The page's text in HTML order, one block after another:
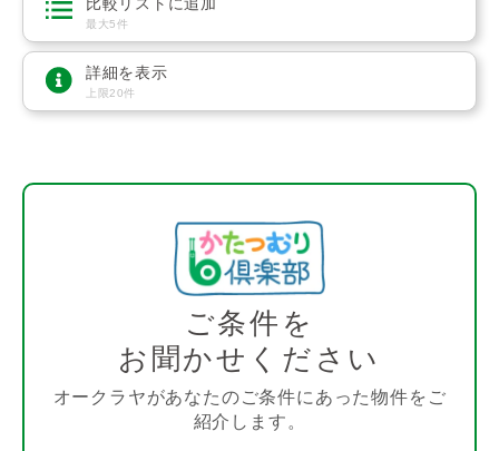
比較リストに追加
最大5件
詳細を表示
上限20件
ご条件を
お聞かせください
オークラヤがあなたのご条件にあった物件をご
紹介します。